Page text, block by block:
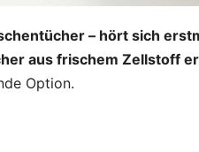
– hört sich
aus frischem Zellstoff
Option.